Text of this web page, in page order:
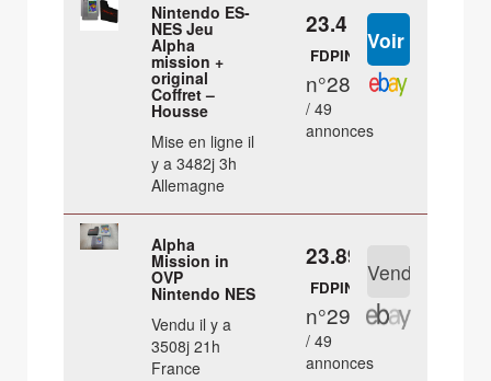
Nintendo ES-
NES Jeu
Alpha
mission +
original
Coffret –
Housse
Mise en ligne il
y a 3482j 3h
Allemagne
23.4 €
FDPIN
n°28
/ 49
annonces
Alpha
Mission in
OVP
Nintendo NES
Vendu il y a
3508j 21h
France
23.89 €
FDPIN
n°29
/ 49
annonces